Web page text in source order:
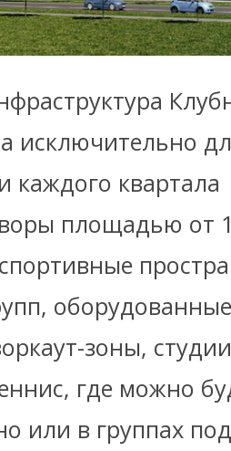
исключительно
каждого
площадью от
зоны,
где можно
или в группах